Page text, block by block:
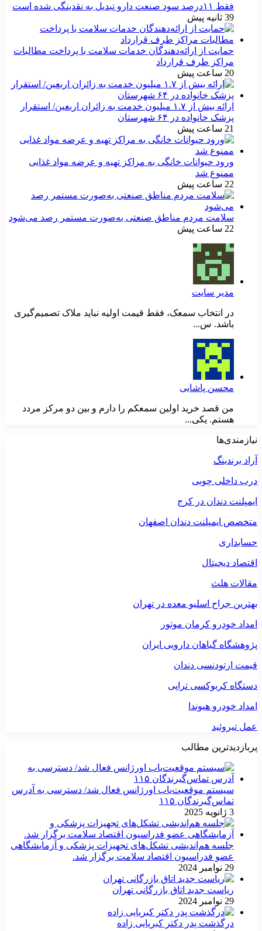
فقط ۱۱‌درصد سود صنعت دارو تبدیل به نقدینگی شده است
39 ثانیه پیش
حمایت از ارائه‌دهندگان خدمات سلامت با پرداخت مطالبات
مراکز طرف قرارداد
20 ساعت پیش
ارائه بیش از ۱.۷ میلیون خدمت به زائران اربعین/ استقرار
پزشک خانواده در ۶۴ شهرستان
21 ساعت پیش
ورود حیوانات خانگی به مراکز تهیه و عرضه مواد غذایی
ممنوع شد
22 ساعت پیش
سلامت مردم مناطق صنعتی به‌صورت مستمر رصد می‌شود
22 ساعت پیش
مدیر سایت
در انتخاب سمعک، فقط قیمت اولیه نباید ملاک تصمیم‌گیری
باشد. س...
محسن پاشایی
من قصد خرید اولین سمعکم را دارم و بین دو مرکز مردد
هستم. یکی...
نیازمندی‌ها
آراد برندینگ
درب داخلی چوبی
ایمپلنت دندان در کرج
متخصص ایمپلنت دندان اصفهان
حسابداری
اقتصاد دیجیتال
مقالات هلث
بهترین جراح اسلیو معده در تهران
امداد خودرو کرمان موتور
پژوهشگاه گیاهان دارویی ایران
قیمت ارتودنسی دندان
دستگاه کربوکسی تراپی
امداد خودرو هیوندا
عمل تیروئید
پربازدیدترین مطالب
سیستم موقعیت‌یاب اورژانس فعال شد/ دسترسی به آدرس
تماس‌گیرندگان ۱۱۵
3 ژانویه 2025
جلسه هم‌اندیشی تشکل‌های تجهیزات پزشکی و آزمایشگاهی
عضو فدراسیون اقتصاد سلامت برگزار شد.
29 نوامبر 2024
ریاست جدید اتاق بازرگانی تهران
29 نوامبر 2024
درگذشت پدر دکتر کبریایی زاده